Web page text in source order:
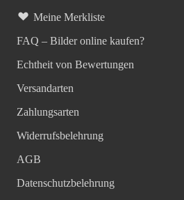
Meine Merkliste
FAQ – Bilder online kaufen?
Echtheit von Bewertungen
Versandarten
Zahlungsarten
Widerrufsbelehrung
AGB
Datenschutzbelehrung